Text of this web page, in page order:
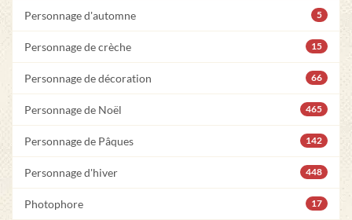
Personnage d'automne 5
Personnage de crèche 15
Personnage de décoration 66
Personnage de Noël 465
Personnage de Pâques 142
Personnage d'hiver 448
Photophore 17